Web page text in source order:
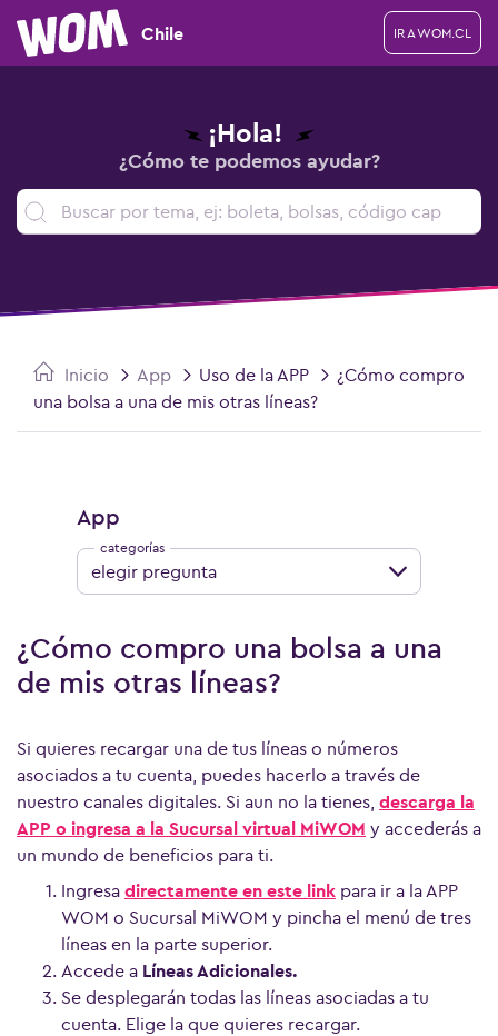
Chile IR A WOM.CL
¡Hola!
¿Cómo te podemos ayudar?
Inicio App Uso de la APP
¿Cómo compro
una bolsa a una de mis otras líneas?
¿Cómo compro una bolsa a una
de mis otras líneas?
Si quieres recargar una de tus líneas o números
asociados a tu cuenta, puedes hacerlo a través de
nuestro canales digitales. Si aun no la tienes, descarga la
APP o ingresa a la Sucursal virtual MiWOM y accederás a
un mundo de beneficios para ti.
Ingresa directamente en este link para ir a la APP
WOM o Sucursal MiWOM y pincha el menú de tres
líneas en la parte superior.
Accede a Líneas Adicionales.
Se desplegarán todas las líneas asociadas a tu
cuenta. Elige la que quieres recargar.
App
elegir pregunta